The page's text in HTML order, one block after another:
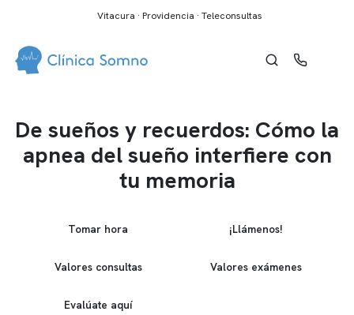
Vitacura · Providencia · Teleconsultas
De sueños y recuerdos: Cómo la
apnea del sueño interfiere con
tu memoria
Tomar hora ¡Llámenos!
Valores consultas Valores exámenes
Evalúate aquí